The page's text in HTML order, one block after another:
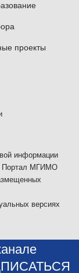
проекты
информации
Портал МГИМО
версиях